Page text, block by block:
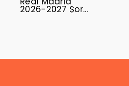
2026-2027 Şort